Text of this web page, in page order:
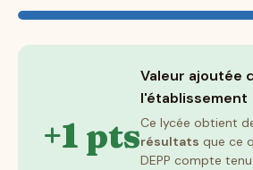
+1 pts
Valeur ajoutée
l'établissement
Ce lycée obtient
résultats que ce
DEPP compte